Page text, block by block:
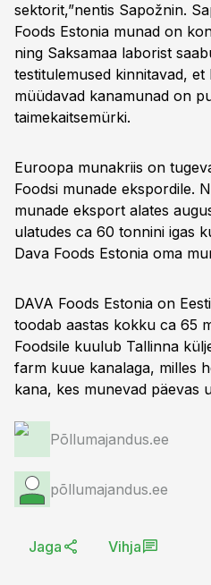
sektorit,”nentis Sapožnin.
Foods Estonia munad on
ning Saksamaa laborist
testitulemused kinnitavad,
müüdavad kanamunad on
taimekaitsemürki.
Euroopa munakriis on
Foodsi munade ekspordile.
munade eksport alates
ulatudes ca 60 tonnini igas
Dava Foods Estonia oma
DAVA Foods Estonia on
toodab aastas kokku ca 65
Foodsile kuulub Tallinna
farm kuue kanalaga, milles
kana, kes munevad päevas
Põllumajandus.ee
põllumajandus.ee
Jaga Vihja